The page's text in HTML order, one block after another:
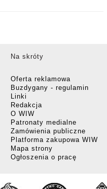
Na skróty
Oferta reklamowa
Buzdygany - regulamin
Linki
Redakcja
O WIW
Patronaty medialne
Zamówienia publiczne
Platforma zakupowa WIW
Mapa strony
Ogłoszenia o pracę